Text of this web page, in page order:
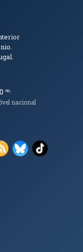
℡
nacional
nova janela)
(abre em nova janela)
(abre em nova
RSS (abre em nova
Bluesky (abre
TikTok